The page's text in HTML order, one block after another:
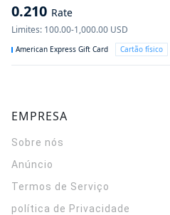
0.210 Rate
Limites: 100.00-1,000.00 USD
American Express Gift Card Cartão físico
EMPRESA
Sobre nós
Anúncio
Termos de Serviço
política de Privacidade